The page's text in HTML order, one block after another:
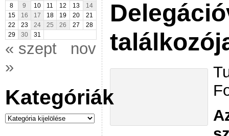
8
9 10 11 12 13
14
15
16 17 18 19 20
21
22
23 24 25 26 27
28
29
30 31
« szept
nov
»
Kategóriák
Kategóriák